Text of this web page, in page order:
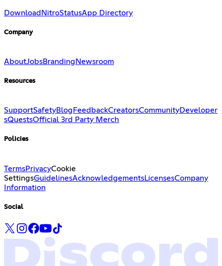
DownloadNitroStatusApp Directory
Company
AboutJobsBranding Newsroom
Resources
SupportSafetyBlog FeedbackCreatorsCommunityDeveloper
sQuestsOfficial 3rd Party Merch
Policies
TermsPrivacyCookie
SettingsGuidelinesAcknowledgementsLicensesCompany
Information
Social